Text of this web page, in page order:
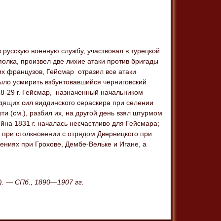
военную службу, участвовал в турецкой
произвел две лихие атаки против бригады
французов, Гейсмар отразил все атаки
усмирить взбунтовавшийся черниговский
29 г. Гейсмар, назначенный начальником
сил виддинского сераскира при селении
(см.), разбил их, на другой день взял штурмом
1831 г. началась несчастливо для Гейсмара;
столкновении с отрядом Дверницкого при
при Грохове, Дембе-Вельке и Игане, а
— СПб., 1890—1907 гг.